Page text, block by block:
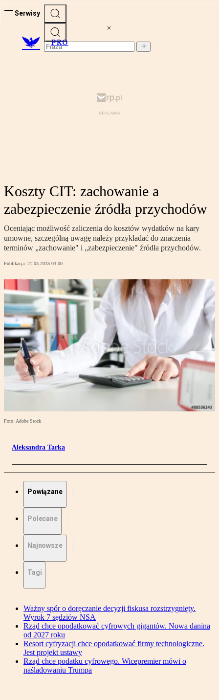
Serwisy
PRO
Koszty CIT: zachowanie a
zabezpieczenie źródła przychodów
Oceniając możliwość zaliczenia do kosztów wydatków na kary
umowne, szczególną uwagę należy przykładać do znaczenia
terminów „zachowanie" i „zabezpieczenie" źródła przychodów.
Publikacja: 21.03.2018 03:00
Foto: Adobe Stock
Aleksandra Tarka
Powiązane
Polecane
Najnowsze
Tagi
Ważny spór o doręczanie decyzji fiskusa rozstrzygnięty.
Wyrok 7 sędziów NSA
Rząd chce opodatkować cyfrowych gigantów. Nowa danina
od 2027 roku
Resort cyfryzacji chce opodatkować firmy technologiczne.
Jest projekt ustawy
Rząd chce podatku cyfrowego. Wicepremier mówi o
naśladowaniu Trumpa